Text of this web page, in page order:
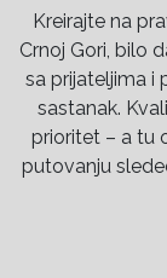
Kreirajte na
Crnoj Gori, bilo
sa prijateljima i
sastanak.
prioritet – a tu
putovanju